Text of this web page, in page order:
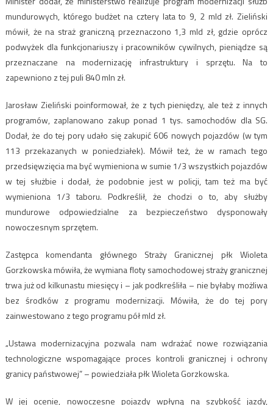
mundurowych, którego budżet na cztery lata to 9, 2 mld zł. Zieliński
mówił, że na straż graniczną przeznaczono 1,3 mld zł, gdzie oprócz
podwyżek dla funkcjonariuszy i pracowników cywilnych, pieniądze są
przeznaczane na modernizację infrastruktury i sprzętu. Na to
zapewniono z tej puli 840 mln zł.
Jarosław Zieliński poinformował, że z tych pieniędzy, ale też z innych
programów, zaplanowano zakup ponad 1 tys. samochodów dla SG.
Dodał, że do tej pory udało się zakupić 606 nowych pojazdów (w tym
113 przekazanych w poniedziałek). Mówił też, że w ramach tego
przedsięwzięcia ma być wymieniona w sumie 1/3 wszystkich pojazdów
w tej służbie i dodał, że podobnie jest w policji, tam też ma być
wymieniona 1/3 taboru. Podkreślił, że chodzi o to, aby służby
mundurowe odpowiedzialne za bezpieczeństwo dysponowały
nowoczesnym sprzętem.
Zastępca komendanta głównego Straży Granicznej płk Wioleta
Gorzkowska mówiła, że wymiana floty samochodowej straży granicznej
trwa już od kilkunastu miesięcy i – jak podkreśliła – nie byłaby możliwa
bez środków z programu modernizacji. Mówiła, że do tej pory
zainwestowano z tego programu pół mld zł.
„Ustawa modernizacyjna pozwala nam wdrażać nowe rozwiązania
technologiczne wspomagające proces kontroli granicznej i ochrony
granicy państwowej” – powiedziała płk Wioleta Gorzkowska.
W jej ocenie, nowoczesne pojazdy wpłyną na szybkość jazdy,